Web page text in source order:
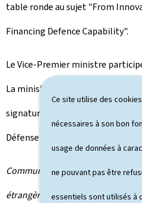
Ce site utilise des
nécessaires à son bon
usage de données à
ne pouvant pas être
essentiels sont utilisés à
table ronde au sujet "From
Financing Defence Capability".
Le Vice-Premier ministre
La ministre de la Défense
signature d'initiatives
Défense luxembourgeoise.
Communiqué par le ministère
étrangères et européennes, de la